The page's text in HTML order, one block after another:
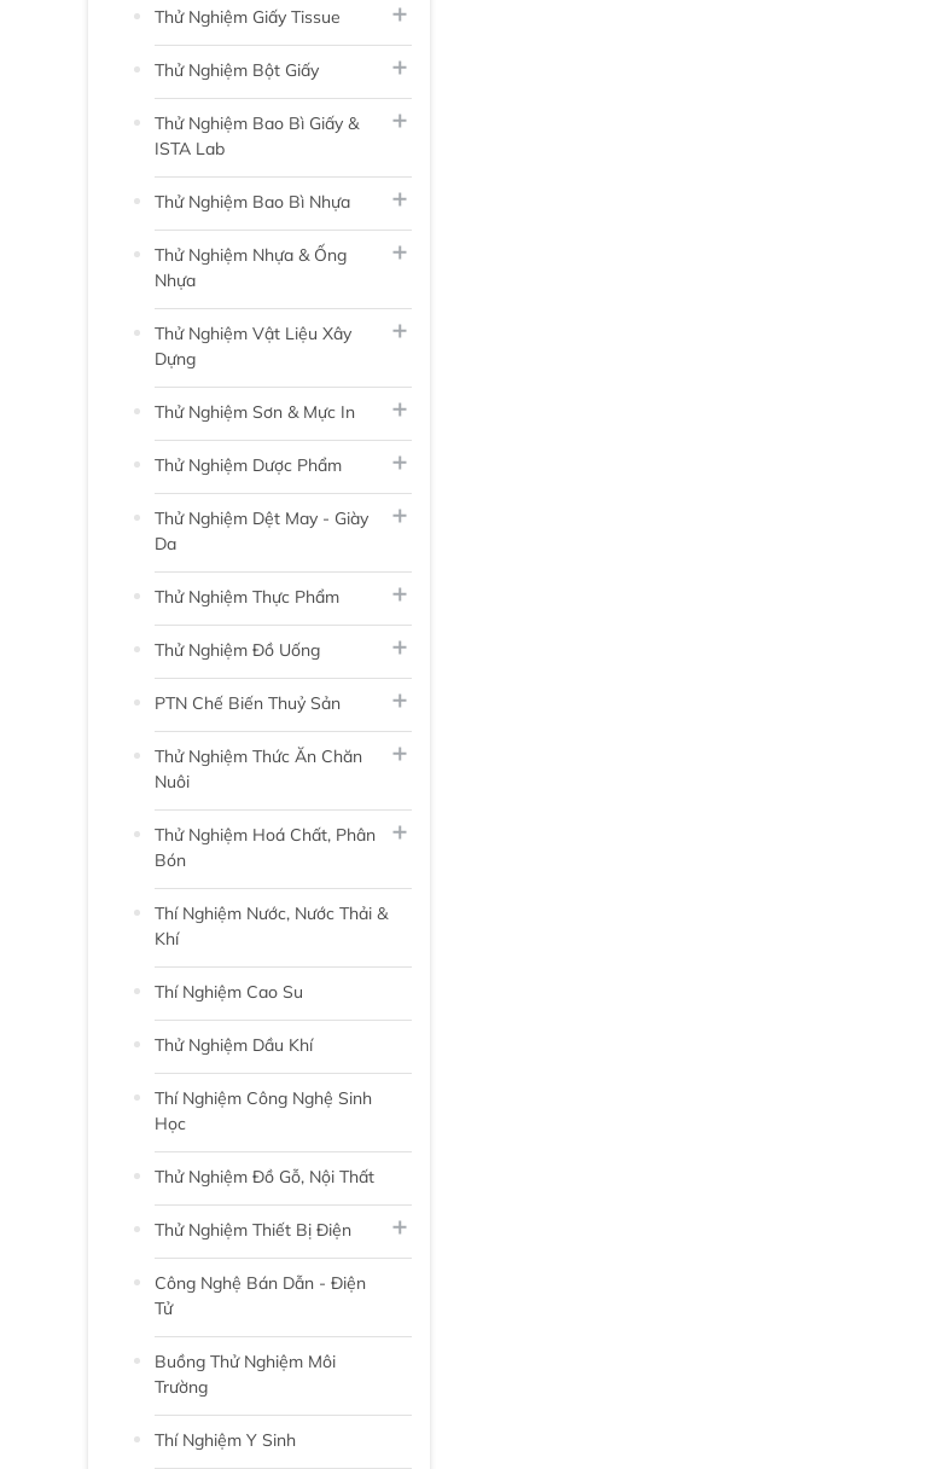
Thử Nghiệm Giấy Tissue
Thử Nghiệm Bột Giấy
Thử Nghiệm Bao Bì Giấy &
ISTA Lab
Thử Nghiệm Bao Bì Nhựa
Thử Nghiệm Nhựa & Ống
Nhựa
Thử Nghiệm Vật Liệu Xây
Dựng
Thử Nghiệm Sơn & Mực In
Thử Nghiệm Dược Phẩm
Thử Nghiệm Dệt May - Giày
Da
Thử Nghiệm Thực Phẩm
Thử Nghiệm Đồ Uống
PTN Chế Biến Thuỷ Sản
Thử Nghiệm Thức Ăn Chăn
Nuôi
Thử Nghiệm Hoá Chất, Phân
Bón
Thí Nghiệm Nước, Nước Thải &
Khí
Thí Nghiệm Cao Su
Thử Nghiệm Dầu Khí
Thí Nghiệm Công Nghệ Sinh
Học
Thử Nghiệm Đồ Gỗ, Nội Thất
Thử Nghiệm Thiết Bị Điện
Công Nghệ Bán Dẫn - Điện
Tử
Buồng Thử Nghiệm Môi
Trường
Thí Nghiệm Y Sinh